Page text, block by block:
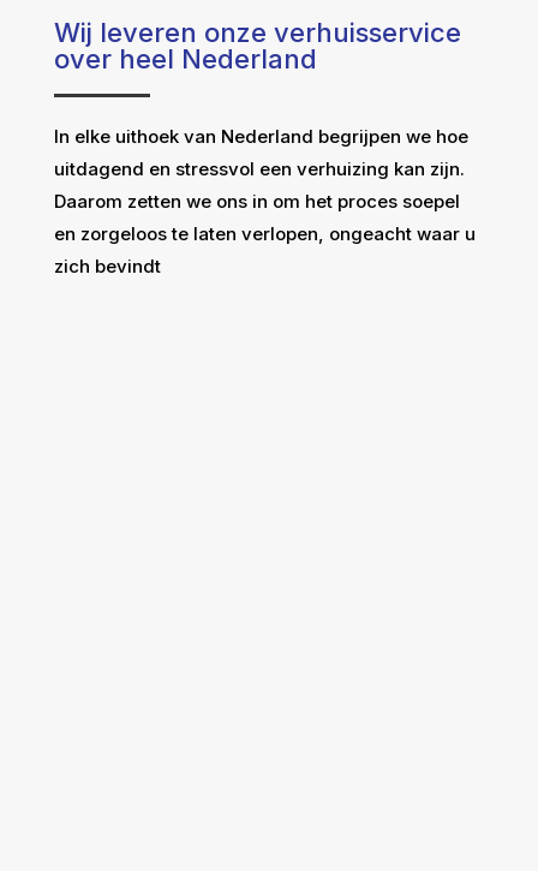
Wij leveren onze verhuisservice
over heel Nederland
In elke uithoek van Nederland begrijpen we hoe
uitdagend en stressvol een verhuizing kan zijn.
Daarom zetten we ons in om het proces soepel
en zorgeloos te laten verlopen, ongeacht waar u
zich bevindt